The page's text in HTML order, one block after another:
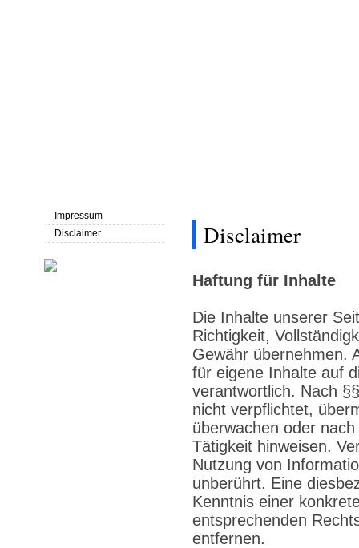
Disclaimer
Haftung für Inhalte
Die Inhalte unserer
Richtigkeit,
Gewähr übernehmen.
für eigene Inhalte auf
verantwortlich. Nach
nicht verpflichtet,
überwachen oder
Tätigkeit hinweisen.
Nutzung von
unberührt. Eine
Kenntnis einer
entsprechenden
entfernen.
Impressum
Disclaimer